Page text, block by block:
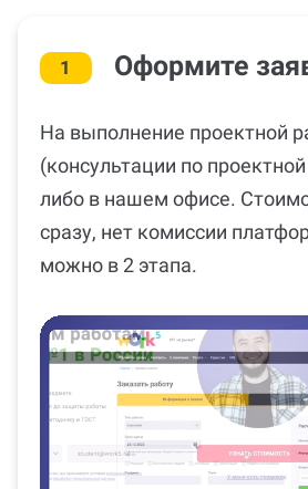
1 Оформите
На выполнение проектной
(консультации по
либо в нашем офисе.
сразу, нет комиссии
можно в 2 этапа.